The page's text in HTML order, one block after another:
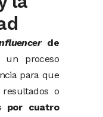
de
proceso
para que
o
por cuatro